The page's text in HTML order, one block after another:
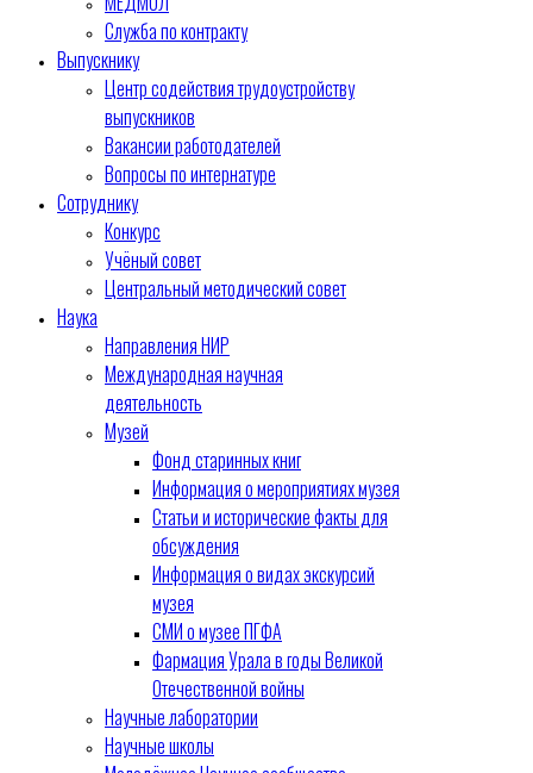
Служба по контракту
Выпускнику
Центр содействия трудоустройству
выпускников
Вакансии работодателей
Вопросы по интернатуре
Сотруднику
Конкурс
Учёный совет
Центральный методический совет
Наука
Направления НИР
Международная научная
деятельность
Музей
Фонд старинных книг
Информация о мероприятиях музея
Статьи и исторические факты для
обсуждения
Информация о видах экскурсий
музея
СМИ о музее ПГФА
Фармация Урала в годы Великой
Отечественной войны
Научные лаборатории
Научные школы